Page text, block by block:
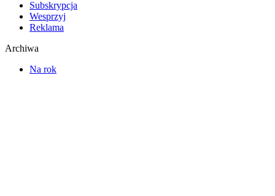
Subskrypcja
Wesprzyj
Reklama
Archiwa
Na rok